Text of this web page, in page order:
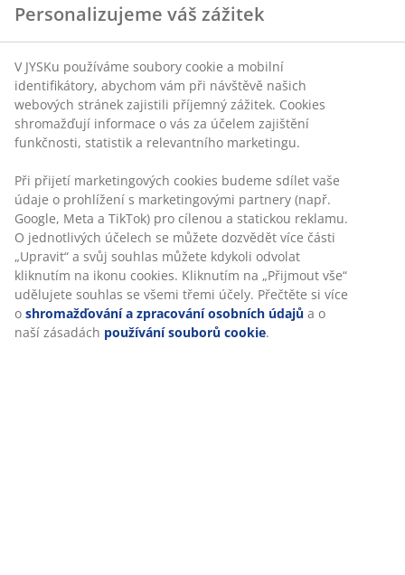
Skladová položka: 4705920
Specifikace
Hodnocení
(33)
Doprava
Personalizujeme váš zážitek
V JYSKu používáme soubory cookie a mobilní
identifikátory, abychom vám při návštěvě našich
webových stránek zajistili příjemný zážitek. Cookies
shromažďují informace o vás za účelem zajištění
funkčnosti, statistik a relevantního marketingu.
Při přijetí marketingových cookies budeme sdílet vaše
údaje o prohlížení s marketingovými partnery (např.
Google, Meta a TikTok) pro cílenou a statickou reklamu.
O jednotlivých účelech se můžete dozvědět více části
„Upravit“ a svůj souhlas můžete kdykoli odvolat
kliknutím na ikonu cookies. Kliknutím na „Přijmout vše“
udělujete souhlas se všemi třemi účely. Přečtěte si více
o shromažďování a zpracování osobních údajů a o
naší zásadách používání souborů cookie.